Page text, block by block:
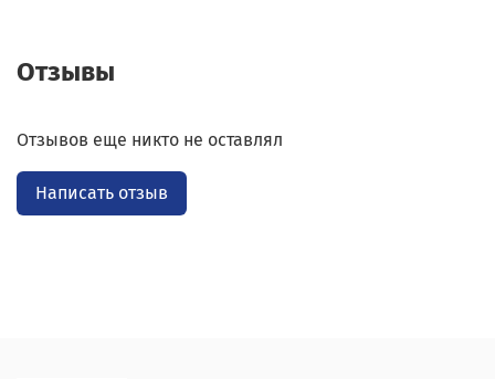
Отзывы
Отзывов еще никто не оставлял
Написать отзыв